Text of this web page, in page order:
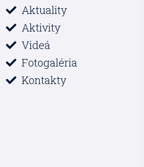
Aktuality
Aktivity
Videá
Fotogaléria
Kontakty